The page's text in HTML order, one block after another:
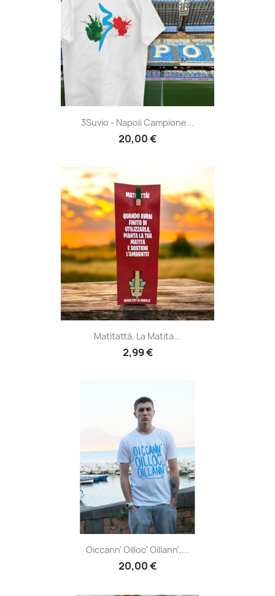
3Suvio - Napoli Campione...
20,00 €
Matitattà, La Matita...
2,99 €
Oiccann' Oilloc' Oillann',...
20,00 €